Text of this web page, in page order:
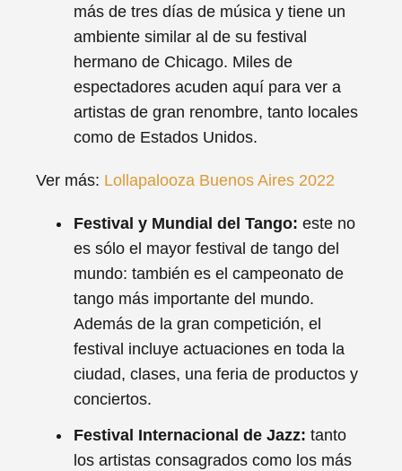
más de tres días de música y tiene un
ambiente similar al de su festival
hermano de Chicago. Miles de
espectadores acuden aquí para ver a
artistas de gran renombre, tanto locales
como de Estados Unidos.
Ver más: Lollapalooza Buenos Aires 2022
Festival y Mundial del Tango: este no
es sólo el mayor festival de tango del
mundo: también es el campeonato de
tango más importante del mundo.
Además de la gran competición, el
festival incluye actuaciones en toda la
ciudad, clases, una feria de productos y
conciertos.
Festival Internacional de Jazz: tanto
los artistas consagrados como los más